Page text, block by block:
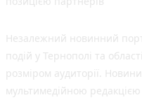
Незалежний новинний
подій у Тернополі та
розміром аудиторії.
мультимедійною